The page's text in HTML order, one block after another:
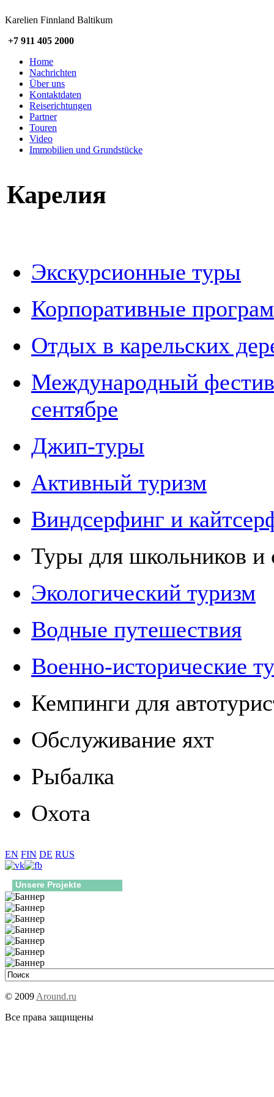
Karelien Finnland Baltikum
+7 911 405 2000
Home
Nachrichten
Über uns
Kontaktdaten
Reiserichtungen
Partner
Touren
Video
Immobilien und Grundstücke
Карелия
Экскурсионные туры
Корпоративные
Отдых в карельских
Международный
сентябре
Джип-туры
Активный туризм
Виндсерфинг и
Туры для школьников и
Экологический туризм
Водные путешествия
Военно-исторические
Кемпинги для
Обслуживание яхт
Рыбалка
Охота
EN FIN DE RUS
Unsere Projekte
© 2009 Around.ru
Все права защищены